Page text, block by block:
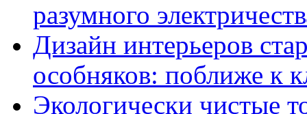
разумного
Дизайн интерьеров
особняков: поближе к
Экологически чистые